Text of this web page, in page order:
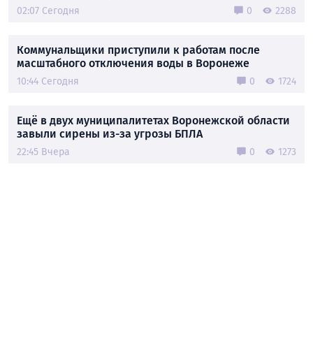
02:07 Сегодня 0 2288
Коммунальщики приступили к работам после
масштабного отключения воды в Воронеже
10:44 Сегодня 0 1724
Ещё в двух муниципалитетах Воронежской области
завыли сирены из-за угрозы БПЛА
22:45 Вчера 0 1273